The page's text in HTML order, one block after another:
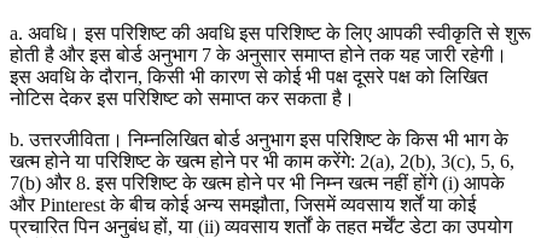
a. अवधि। इस परिशिष्ट की अवधि इस परिशिष्ट के लिए आपकी स्वीकृति से शुरू
होती है और इस बोर्ड अनुभाग 7 के अनुसार समाप्त होने तक यह जारी रहेगी।
इस अवधि के दौरान, किसी भी कारण से कोई भी पक्ष दूसरे पक्ष को लिखित
नोटिस देकर इस परिशिष्ट को समाप्त कर सकता है।
b. उत्तरजीविता। निम्नलिखित बोर्ड अनुभाग इस परिशिष्ट के किस भी भाग के
खत्म होने या परिशिष्ट के खत्म होने पर भी काम करेंगे: 2(a), 2(b), 3(c), 5, 6,
7(b) और 8. इस परिशिष्ट के खत्म होने पर भी निम्न खत्म नहीं होंगे (i) आपके
और Pinterest के बीच कोई अन्य समझौता, जिसमें व्यवसाय शर्तें या कोई
प्रचारित पिन अनुबंध हों, या (ii) व्यवसाय शर्तों के तहत मर्चेंट डेटा का उपयोग